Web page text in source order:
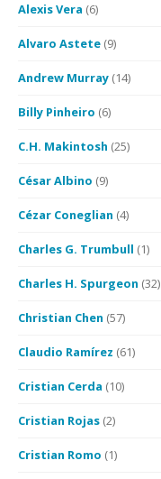
Alexis Vera (6)
Alvaro Astete (9)
Andrew Murray (14)
Billy Pinheiro (6)
C.H. Makintosh (25)
César Albino (9)
Cézar Coneglian (4)
Charles G. Trumbull (1)
Charles H. Spurgeon (32)
Christian Chen (57)
Claudio Ramírez (61)
Cristian Cerda (10)
Cristian Rojas (2)
Cristian Romo (1)